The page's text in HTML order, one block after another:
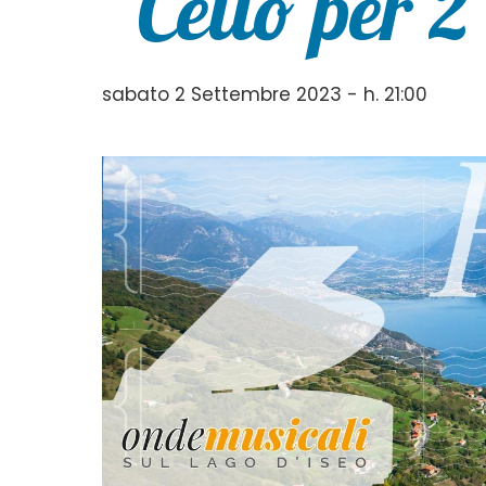
sabato 2 Settembre 2023 - h. 21:00